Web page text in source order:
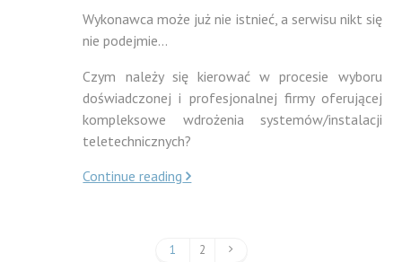
Wykonawca może już nie istnieć, a serwisu nikt się
nie podejmie…
Czym należy się kierować w procesie wyboru
doświadczonej i profesjonalnej firmy oferującej
kompleksowe wdrożenia systemów/instalacji
teletechnicznych?
Continue reading
1 2